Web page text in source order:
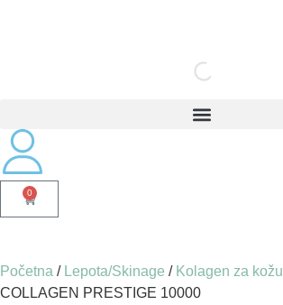
0
Početna / Lepota/Skinage / Kolagen za kožu
COLLAGEN PRESTIGE 10000